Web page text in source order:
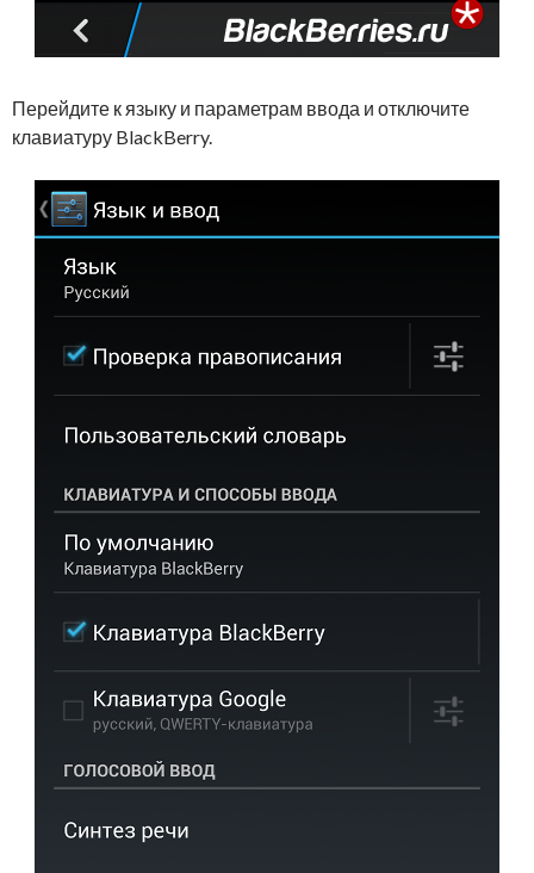
Перейдите к языку и параметрам ввода и отключите
клавиатуру BlackBerry.